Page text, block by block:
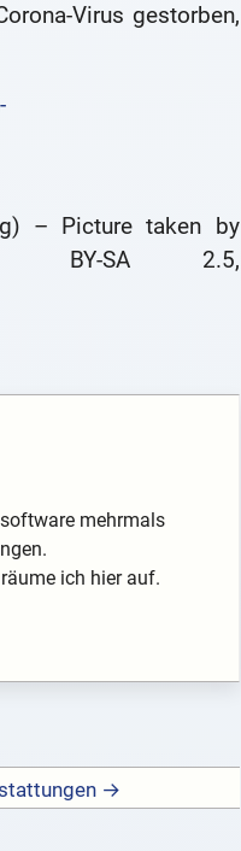
Virus gestorben,
– Picture taken by
BY-SA 2.5,
mehrmals
ich hier auf.
→